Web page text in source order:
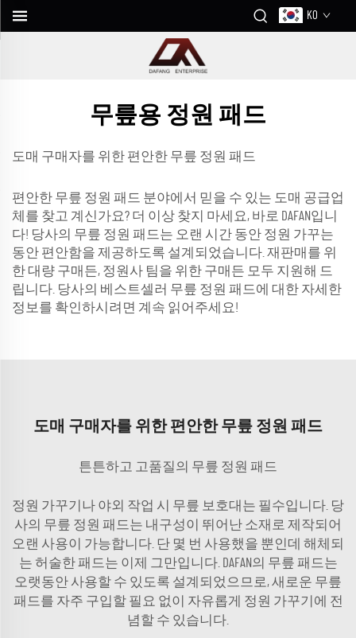
KO
무릎용 정원 패드
도매 구매자를 위한 편안한 무릎 정원 패드
편안한 무릎 정원 패드 분야에서 믿을 수 있는 도매 공급업
체를 찾고 계신가요? 더 이상 찾지 마세요, 바로 DAFAN입니
다! 당사의 무릎 정원 패드는 오랜 시간 동안 정원 가꾸는
동안 편안함을 제공하도록 설계되었습니다. 재판매를 위
한 대량 구매든, 정원사 팀을 위한 구매든 모두 지원해 드
립니다. 당사의 베스트셀러 무릎 정원 패드에 대한 자세한
정보를 확인하시려면 계속 읽어주세요!
도매 구매자를 위한 편안한 무릎 정원 패드
튼튼하고 고품질의 무릎 정원 패드
정원 가꾸기나 야외 작업 시 무릎 보호대는 필수입니다. 당
사의 무릎 정원 패드는 내구성이 뛰어난 소재로 제작되어
오랜 사용이 가능합니다. 단 몇 번 사용했을 뿐인데 해체되
는 허술한 패드는 이제 그만입니다. DAFAN의 무릎 패드는
오랫동안 사용할 수 있도록 설계되었으므로, 새로운 무릎
패드를 자주 구입할 필요 없이 자유롭게 정원 가꾸기에 전
념할 수 있습니다.